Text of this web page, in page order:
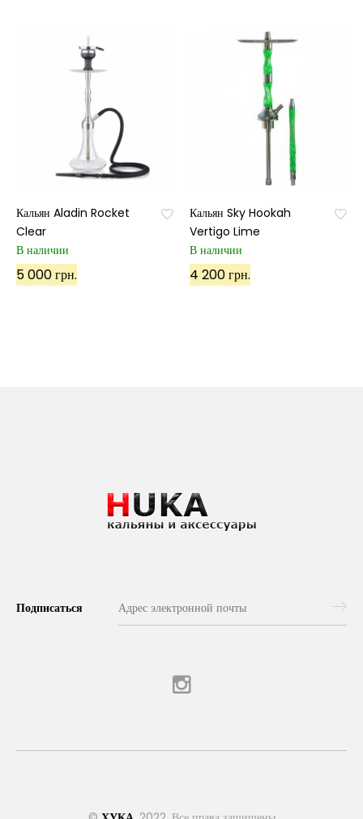
Кальян Aladin Rocket
Clear
В наличии
5 000 грн.
Кальян Sky Hookah
Vertigo Lime
В наличии
4 200 грн.
Подписаться